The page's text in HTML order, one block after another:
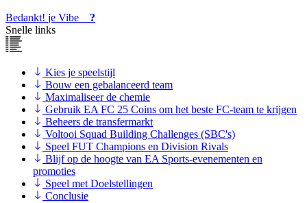
Bedankt! je Vibe
?
Snelle links
Kies je speelstijl
Bouw een gebalanceerd team
Maximaliseer de chemie
Gebruik EA FC 25 Coins om het beste FC-team te krijgen
Beheers de transfermarkt
Voltooi Squad Building Challenges (SBC's)
Speel FUT Champions en Division Rivals
Blijf op de hoogte van EA Sports-evenementen en
promoties
Speel met Doelstellingen
Conclusie